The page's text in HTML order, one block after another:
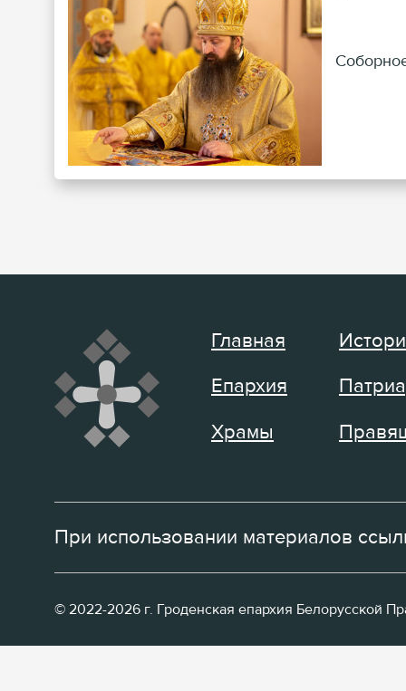
Главная
Епархия
Храмы
При использовании материалов
© 2022-2026 г. Гроденская епархия Белорусской